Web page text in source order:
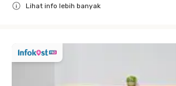
Lihat info lebih banyak